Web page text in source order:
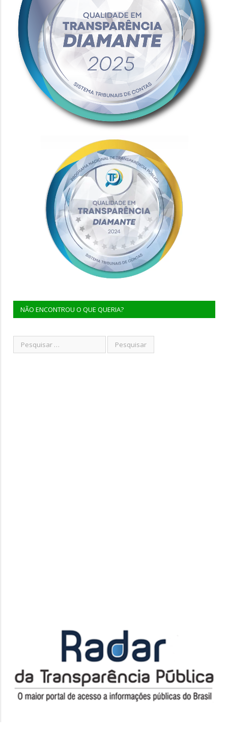
NÃO ENCONTROU O QUE QUERIA?